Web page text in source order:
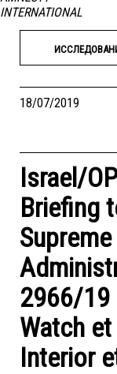
18/07/2019
Israel/
Briefing
2966/19
Watch
Interior